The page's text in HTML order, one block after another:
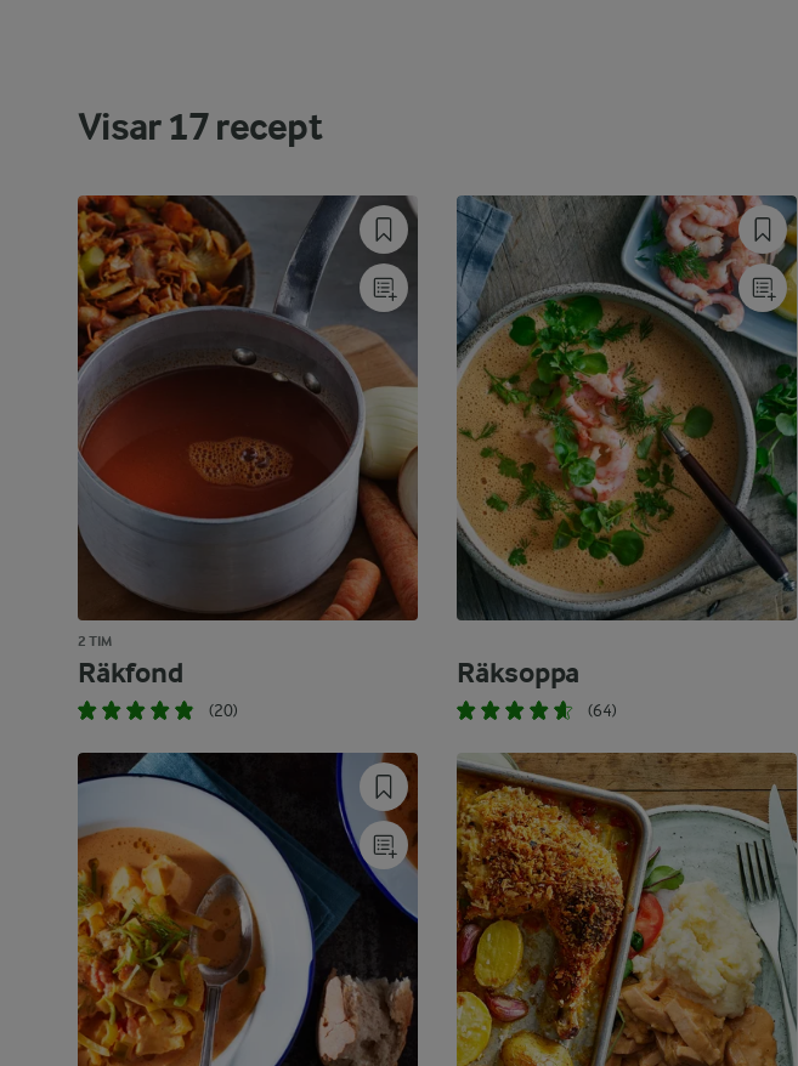
Visar17recept
2 TIM
Räkfond
(20)
Räksoppa
(64)
SOPPOR
SOPPOR MED
CHAMPINJONER
LÖKSOPPA
JORDÄRTSKOCKASOPPA
SPENATSOPPA
KANTARELLSOPPA